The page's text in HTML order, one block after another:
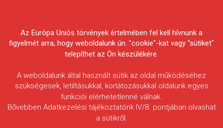
Egyesületek Szövetsége
Maléth Sándor
Az Európa Uniós törvények értelmében fel kell hívnunk a
figyelmét arra, hogy weboldalunk ún. "cookie"-kat vagy "sütiket"
telepíthet az Ön készülékére.
A weboldalunk által használt sütik az oldal működéséhez
szükségesek, letiltásukkal, korlátozásukkal oldalunk egyes
funkciói elérhetetlenné válnak.
Bővebben Adatkezelési tájékoztatónk IV/8. pontjában olvashat
a sütikről.